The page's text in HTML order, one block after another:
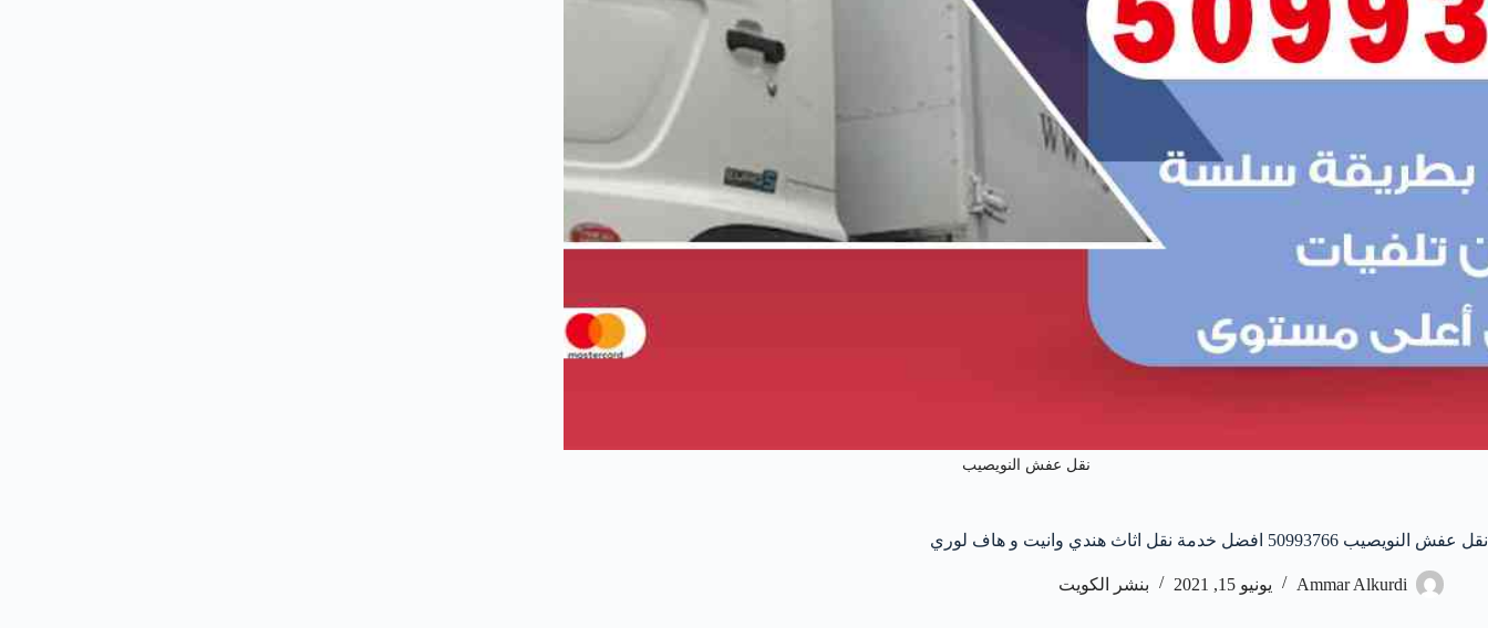
نقل عفش النويصيب
نقل عفش النويصيب 50993766 افضل خدمة نقل اثاث هندي وانيت و هاف لوري
Ammar Alkurdi يونيو 15, 2021 بنشر الكويت